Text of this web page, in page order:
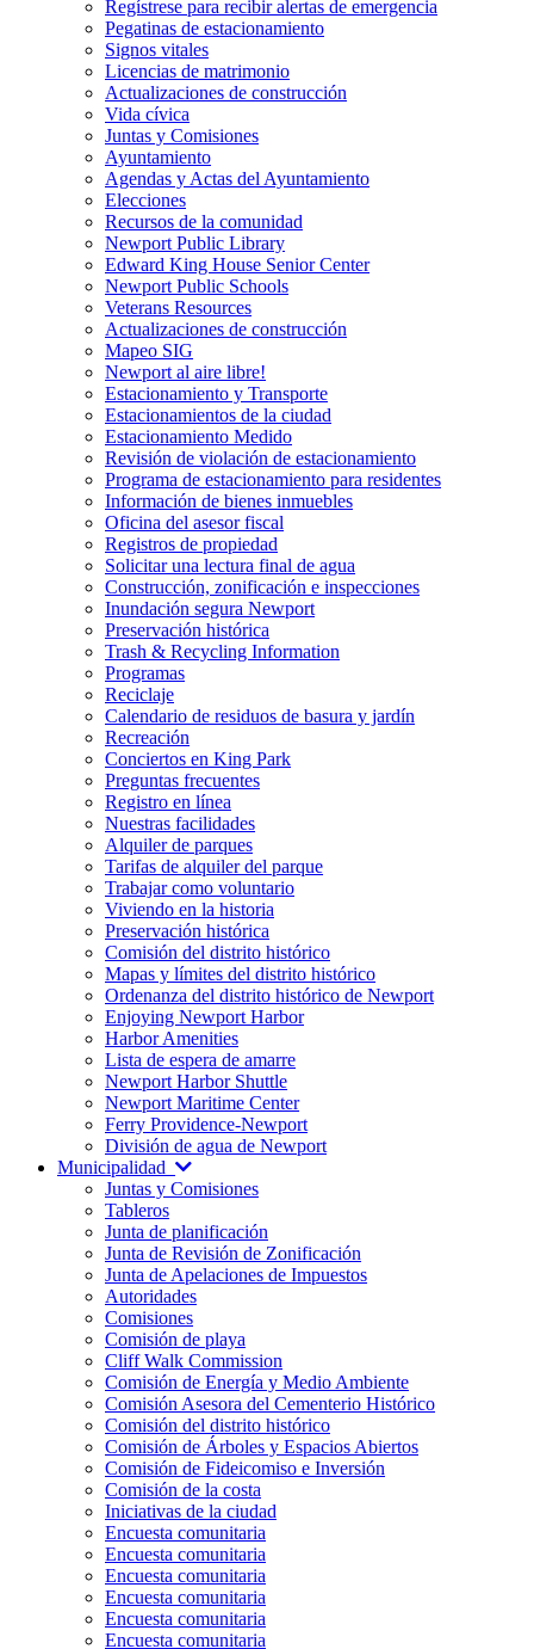
Regístrese para recibir alertas de emergencia
Pegatinas de estacionamiento
Signos vitales
Licencias de matrimonio
Actualizaciones de construcción
Vida cívica
Juntas y Comisiones
Ayuntamiento
Agendas y Actas del Ayuntamiento
Elecciones
Recursos de la comunidad
Newport Public Library
Edward King House Senior Center
Newport Public Schools
Veterans Resources
Actualizaciones de construcción
Mapeo SIG
Newport al aire libre!
Estacionamiento y Transporte
Estacionamientos de la ciudad
Estacionamiento Medido
Revisión de violación de estacionamiento
Programa de estacionamiento para residentes
Información de bienes inmuebles
Oficina del asesor fiscal
Registros de propiedad
Solicitar una lectura final de agua
Construcción, zonificación e inspecciones
Inundación segura Newport
Preservación histórica
Trash & Recycling Information
Programas
Reciclaje
Calendario de residuos de basura y jardín
Recreación
Conciertos en King Park
Preguntas frecuentes
Registro en línea
Nuestras facilidades
Alquiler de parques
Tarifas de alquiler del parque
Trabajar como voluntario
Viviendo en la historia
Preservación histórica
Comisión del distrito histórico
Mapas y límites del distrito histórico
Ordenanza del distrito histórico de Newport
Enjoying Newport Harbor
Harbor Amenities
Lista de espera de amarre
Newport Harbor Shuttle
Newport Maritime Center
Ferry Providence-Newport
División de agua de Newport
Municipalidad
Juntas y Comisiones
Tableros
Junta de planificación
Junta de Revisión de Zonificación
Junta de Apelaciones de Impuestos
Autoridades
Comisiones
Comisión de playa
Cliff Walk Commission
Comisión de Energía y Medio Ambiente
Comisión Asesora del Cementerio Histórico
Comisión del distrito histórico
Comisión de Árboles y Espacios Abiertos
Comisión de Fideicomiso e Inversión
Comisión de la costa
Iniciativas de la ciudad
Encuesta comunitaria
Encuesta comunitaria
Encuesta comunitaria
Encuesta comunitaria
Encuesta comunitaria
Encuesta comunitaria